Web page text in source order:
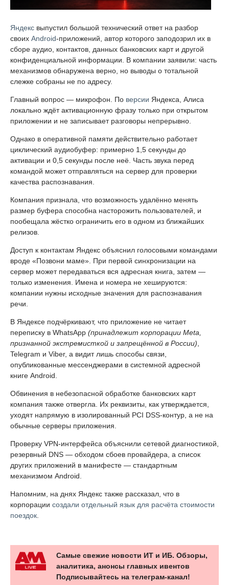
Яндекс выпустил большой технический ответ на разбор
своих Android-приложений, автор которого заподозрил их в
сборе аудио, контактов, данных банковских карт и другой
конфиденциальной информации. В компании заявили: часть
механизмов обнаружена верно, но выводы о тотальной
слежке собраны не по адресу.
Главный вопрос — микрофон. По версии Яндекса, Алиса
локально ждёт активационную фразу только при открытом
приложении и не записывает разговоры непрерывно.
Однако в оперативной памяти действительно работает
циклический аудиобуфер: примерно 1,5 секунды до
активации и 0,5 секунды после неё. Часть звука перед
командой может отправляться на сервер для проверки
качества распознавания.
Компания признала, что возможность удалённо менять
размер буфера способна насторожить пользователей, и
пообещала жёстко ограничить его в одном из ближайших
релизов.
Доступ к контактам Яндекс объяснил голосовыми командами
вроде «Позвони маме». При первой синхронизации на
сервер может передаваться вся адресная книга, затем —
только изменения. Имена и номера не хешируются:
компании нужны исходные значения для распознавания
речи.
В Яндексе подчёркивают, что приложение не читает
переписку в WhatsApp (принадлежит корпорации Meta,
признанной экстремисткой и запрещённой в России),
Telegram и Viber, а видит лишь способы связи,
опубликованные мессенджерами в системной адресной
книге Android.
Обвинения в небезопасной обработке банковских карт
компания также отвергла. Их реквизиты, как утверждается,
уходят напрямую в изолированный PCI DSS-контур, а не на
обычные серверы приложения.
Проверку VPN-интерфейса объяснили сетевой диагностикой,
резервный DNS — обходом сбоев провайдера, а список
других приложений в манифесте — стандартным
механизмом Android.
Напомним, на днях Яндекс также рассказал, что в
корпорации создали отдельный язык для расчёта стоимости
поездок.
Самые свежие новости ИТ и ИБ. Обзоры,
аналитика, анонсы главных ивентов
Подписывайтесь на телеграм-канал!